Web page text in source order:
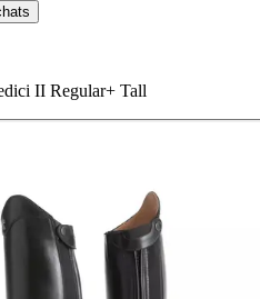
II Regular+ Tall